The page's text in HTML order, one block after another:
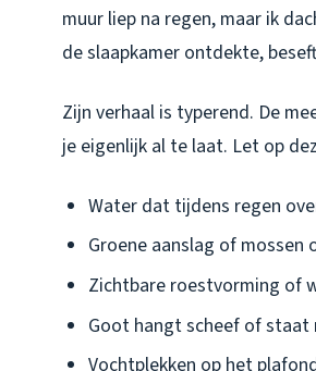
muur liep na regen, maar ik
de slaapkamer ontdekte,
Zijn verhaal is typerend. De
je eigenlijk al te laat. Let op
Water dat tijdens regen
Groene aanslag of
Zichtbare roestvorming of
Goot hangt scheef of
Vochtplekken op het